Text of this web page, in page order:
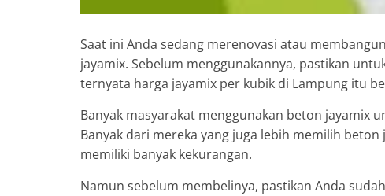
Saat ini Anda sedang merenovasi atau
jayamix. Sebelum menggunakannya, pastikan
ternyata harga jayamix per kubik di Lampung itu
Banyak masyarakat menggunakan beton jayamix
Banyak dari mereka yang juga lebih memilih
memiliki banyak kekurangan.
Namun sebelum membelinya, pastikan Anda